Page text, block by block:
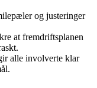
og justeringer
at fremdriftsplanen
alle involverte klar